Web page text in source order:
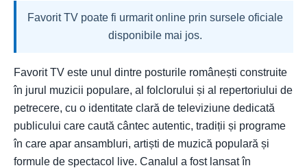
Favorit TV poate fi urmarit online prin sursele oficiale
disponibile mai jos.
Favorit TV este unul dintre posturile românești construite
în jurul muzicii populare, al folclorului și al repertoriului de
petrecere, cu o identitate clară de televiziune dedicată
publicului care caută cântec autentic, tradiții și programe
în care apar ansambluri, artiști de muzică populară și
formule de spectacol live. Canalul a fost lansat în